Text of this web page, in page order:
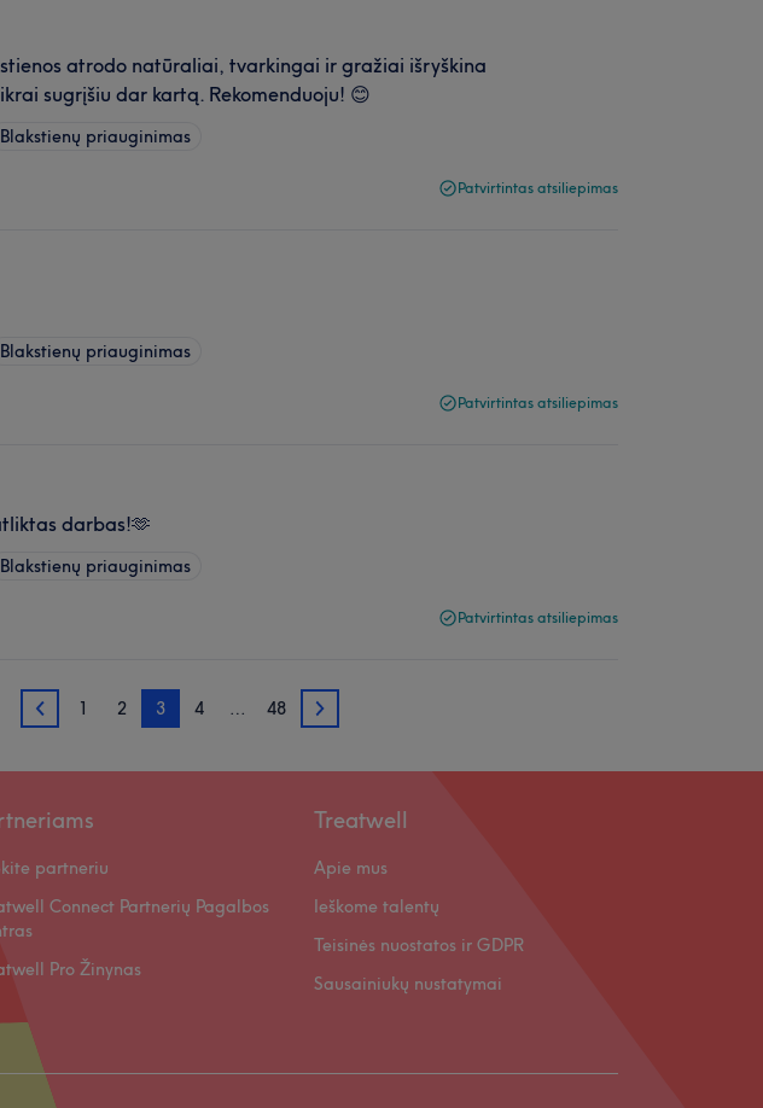
atrodo natūraliai, tvarkingai ir gražiai išryškina
sugrįšiu dar kartą. Rekomenduoju! 😊
Blakstienų priauginimas
Patvirtintas atsiliepimas
Blakstienų priauginimas
Patvirtintas atsiliepimas
darbas!🫶
Blakstienų priauginimas
Patvirtintas atsiliepimas
2 1 2 3 4 … 48 4
partneriu
Connect Partnerių Pagalbos
Pro Žinynas
Treatwell
Apie mus
Ieškome talentų
Teisinės nuostatos ir GDPR
Sausainiukų nustatymai